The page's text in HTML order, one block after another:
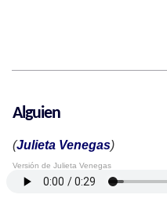
Alguien
(Julieta Venegas)
Versión de Julieta Venegas